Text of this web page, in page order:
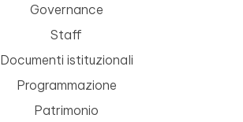
Governance
Staff
Documenti istituzionali
Programmazione
Patrimonio